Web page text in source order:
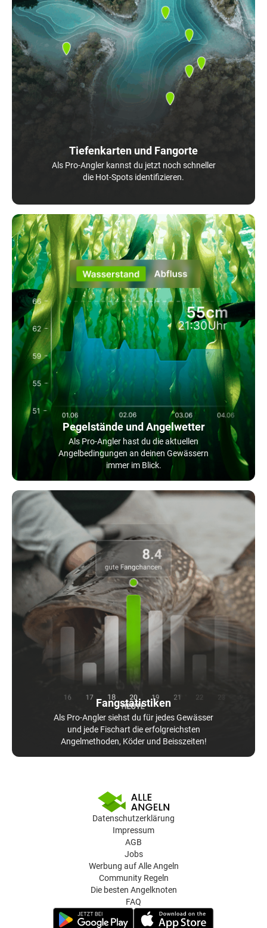
Tiefenkarten und Fangorte
Als Pro-Angler kannst du jetzt noch schneller
die Hot-Spots identifizieren.
Pegelstände und Angelwetter
Als Pro-Angler hast du die aktuellen
Angelbedingungen an deinen Gewässern
immer im Blick.
Fangstatistiken
Als Pro-Angler siehst du für jedes Gewässer
und jede Fischart die erfolgreichsten
Angelmethoden, Köder und Beisszeiten!
Datenschutzerklärung
Impressum
AGB
Jobs
Werbung auf Alle Angeln
Community Regeln
Die besten Angelknoten
FAQ